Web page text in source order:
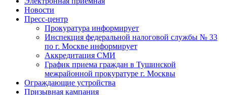
Новости
Пресс-центр
Прокуратура информирует
Инспекция федеральной налоговой службы № 33
по г. Москве информирует
Аккредитация СМИ
График приема граждан в Тушинской
межрайонной прокуратуре г. Москвы
Ограждающие устройства
Призывная кампания